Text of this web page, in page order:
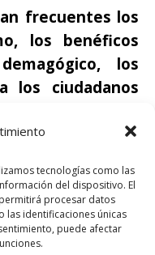
tecnologías como las
del dispositivo. El
procesar datos
las identificaciones únicas
puede afectar
frecuentes los
los benéficos
los
los ciudadanos
se deslizaba a
de dictadura